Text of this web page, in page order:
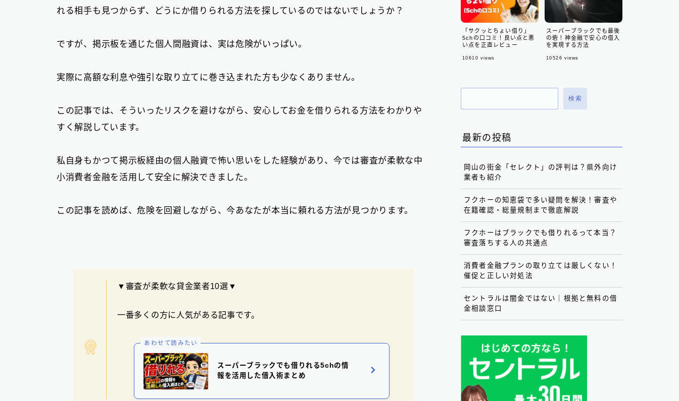
大手消費者金融で借りる
れる相手も見つからず、どうにか借りられる方法を探しているのではないでしょうか？
ですが、掲示板を通じた個人間融資は、実は危険がいっぱい。
実際に高額な利息や強引な取り立てに巻き込まれた方も少なくありません。
この記事では、そういったリスクを避けながら、安心してお金を借りられる方法をわかりや
すく解説しています。
私自身もかつて掲示板経由の個人融資で怖い思いをした経験があり、今では審査が柔軟な中
小消費者金融を活用して安全に解決できました。
この記事を読めば、危険を回避しながら、今あなたが本当に頼れる方法が見つかります。
▼審査が柔軟な貸金業者10選▼
一番多くの方に人気がある記事です。
あわせて読みたい
スーパーブラックでも借りれる5chの情
報を活用した借入術まとめ
「サクッとちょい借り」
5chの口コミ！良い点と悪
い点を正直レビュー
10610 views
スーパーブラックでも最後
の砦！神金融で安心の借入
を実現する方法
10526 views
検索
最新の投稿
岡山の街金「セレクト」の評判は？県外向け
業者も紹介
フクホーの知恵袋で多い疑問を解決！審査や
在籍確認・総量規制まで徹底解説
フクホーはブラックでも借りれるって本当？
審査落ちする人の共通点
消費者金融プランの取り立ては厳しくない！
催促と正しい対処法
セントラルは闇金ではない｜根拠と無料の借
金相談窓口